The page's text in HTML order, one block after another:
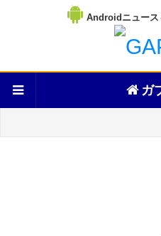
Androidニュース
ガ